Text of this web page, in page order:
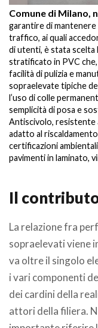
Comune di Milano,
garantire di mantenere
traffico, ai quali
di utenti, è stata scelta
stratificato in PVC
facilità di pulizia e
sopraelevate tipiche
l’uso di colle
semplicità di posa e
Antiscivolo, resistente
adatto al
certificazioni
pavimenti in laminato,
Il
La relazione fra
sopraelevati viene
va oltre il singolo
i vari componenti
dei cardini della
attori della filiera.